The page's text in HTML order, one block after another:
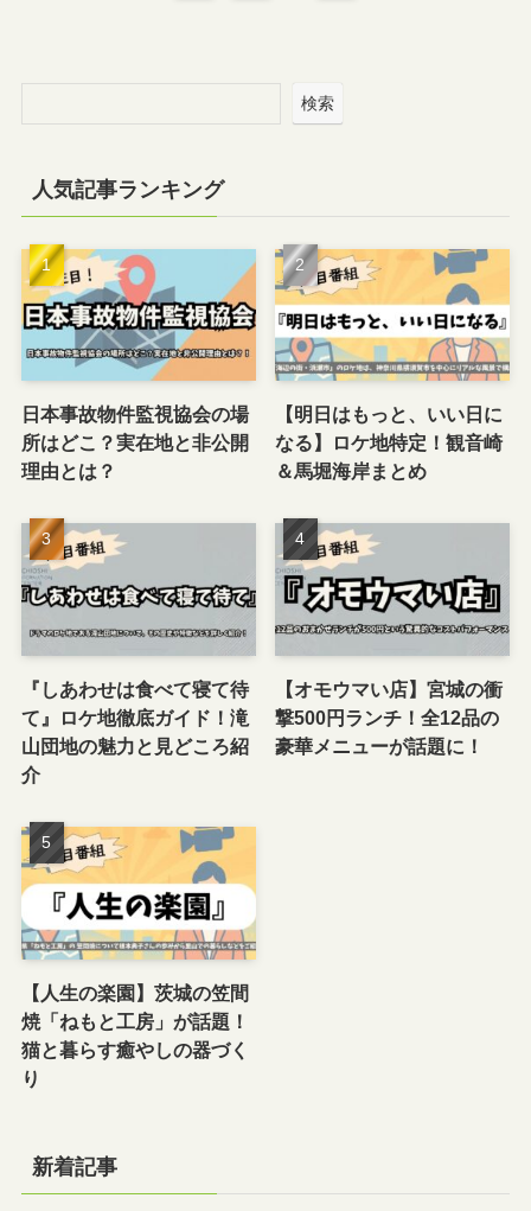
検索
人気記事ランキング
日本事故物件監視協会の場
所はどこ？実在地と非公開
理由とは？
【明日はもっと、いい日に
なる】ロケ地特定！観音崎
＆馬堀海岸まとめ
『しあわせは食べて寝て待
て』ロケ地徹底ガイド！滝
山団地の魅力と見どころ紹
介
【オモウマい店】宮城の衝
撃500円ランチ！全12品の
豪華メニューが話題に！
【人生の楽園】茨城の笠間
焼「ねもと工房」が話題！
猫と暮らす癒やしの器づく
り
新着記事